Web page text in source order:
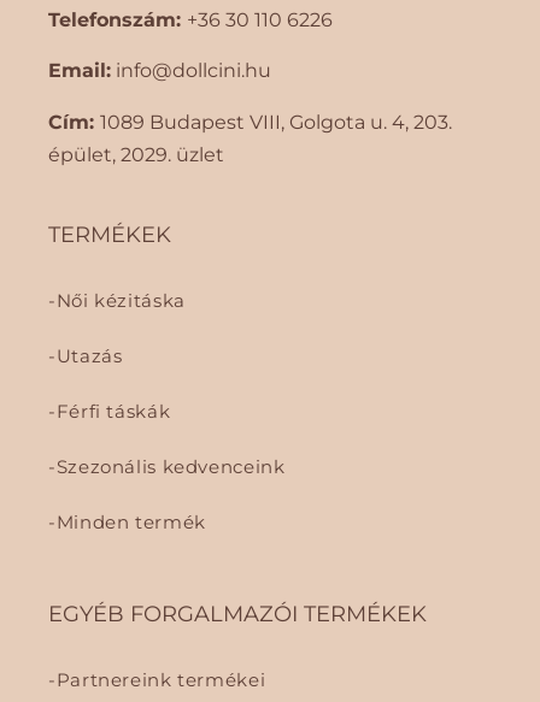
Telefonszám: +36 30 110 6226
Email: info@dollcini.hu
Cím: 1089 Budapest VIII, Golgota ​​u. 4, 203.
épület, 2029. üzlet
TERMÉKEK
Női kézitáska
Utazás
Férfi táskák
Szezonális kedvenceink
Minden termék
EGYÉB FORGALMAZÓI TERMÉKEK
Partnereink termékei